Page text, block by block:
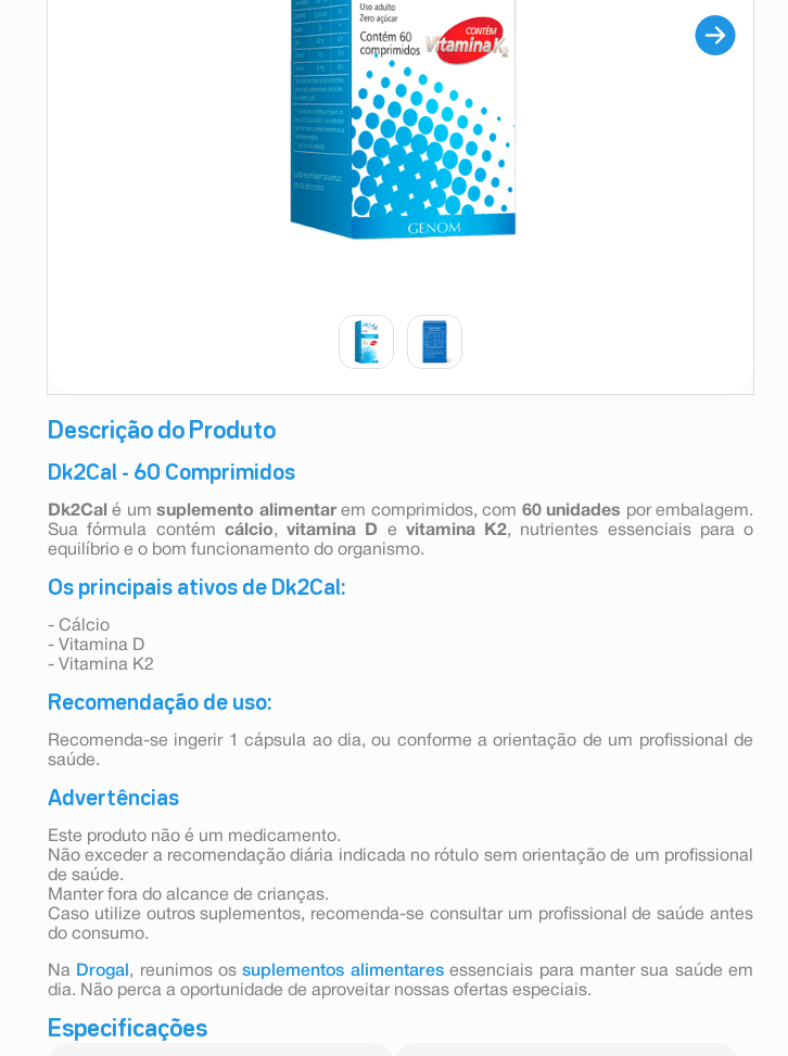
Descrição do Produto
Dk2Cal - 60 Comprimidos
Dk2Cal é um suplemento alimentarem comprimidos, com 60 unidades por embalagem.
Sua fórmula contém cálcio, vitamina D e vitamina K2, nutrientes essenciais para o
equilíbrio e o bom funcionamento do organismo.
Os principais ativos de Dk2Cal:
- Cálcio
- Vitamina D
- Vitamina K2
Recomendação de uso:
Recomenda-se ingerir 1 cápsula ao dia, ou conforme a orientação de um profissional de
saúde.
Advertências
Este produto não é um medicamento.
Não exceder a recomendação diária indicada no rótulo sem orientação de um profissional
de saúde.
Manter fora do alcance de crianças.
Caso utilize outros suplementos, recomenda-se consultar um profissional de saúde antes
do consumo.
Na Drogal , reunimos ossuplementos alimentaresessenciais para manter sua saúde em
dia. Não perca a oportunidade de aproveitar nossas ofertas especiais.
Especificações
9º teste gravidez
10ºesmalte